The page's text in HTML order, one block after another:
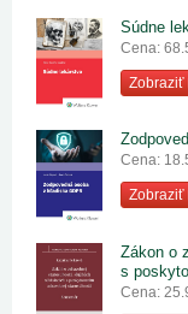
Súdne
Cena:
Zobraziť
Cena:
Zobraziť
Zákon o
s
Cena: